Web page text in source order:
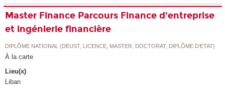
Master Finance Parcours Finance d'entreprise
et ingénierie financière
DIPLÔME NATIONAL (DEUST, LICENCE, MASTER, DOCTORAT, DIPLÔME D'ETAT)
À la carte
Lieu(x)
Liban